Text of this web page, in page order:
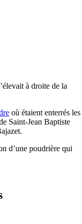
à droite de la
où étaient enterrés les
Saint-Jean Baptiste
d’une poudrière qui